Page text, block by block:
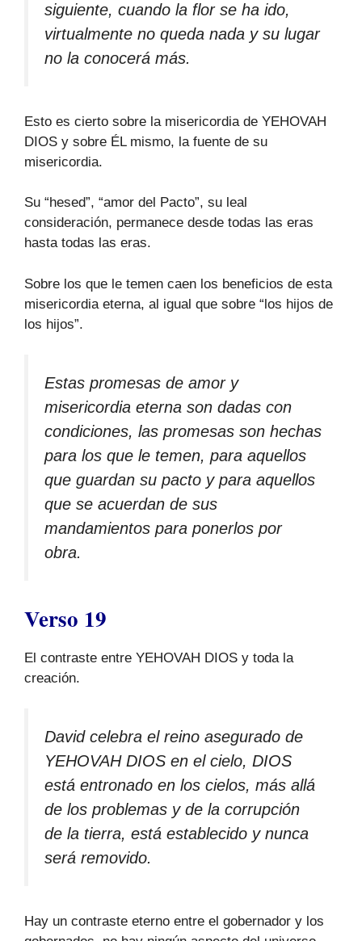
siguiente, cuando la flor se ha ido,
virtualmente no queda nada y su lugar
no la conocerá más.
Esto es cierto sobre la misericordia de YEHOVAH
DIOS y sobre ÉL mismo, la fuente de su
misericordia.
Su “hesed”, “amor del Pacto”, su leal
consideración, permanece desde todas las eras
hasta todas las eras.
Sobre los que le temen caen los beneficios de esta
misericordia eterna, al igual que sobre “los hijos de
los hijos”.
Estas promesas de amor y
misericordia eterna son dadas con
condiciones, las promesas son hechas
para los que le temen, para aquellos
que guardan su pacto y para aquellos
que se acuerdan de sus
mandamientos para ponerlos por
obra.
Verso 19
El contraste entre YEHOVAH DIOS y toda la
creación.
David celebra el reino asegurado de
YEHOVAH DIOS en el cielo, DIOS
está entronado en los cielos, más allá
de los problemas y de la corrupción
de la tierra, está establecido y nunca
será removido.
Hay un contraste eterno entre el gobernador y los